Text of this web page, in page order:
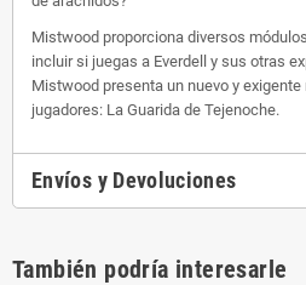
Mistwood proporciona diversos
incluir si juegas a Everdell y sus otras
Mistwood presenta un nuevo y exigente
jugadores: La Guarida de Tejenoche.
Envíos y Devoluciones
También podría interesarle